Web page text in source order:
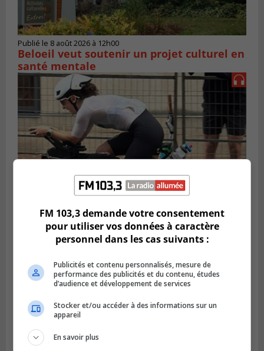
Publié le 8 août 2026 à 12h00
Beloeil veut soutenir un projet culturel en
santé mentale
SAINT-LAMBERT
Publié le 5 août 2026 à 08h23
De la fibrose kystique à l’Ironman : le
FM 103,3 demande votre consentement
pour utiliser vos données à caractère
personnel dans les cas suivants :
Publicités et contenu personnalisés, mesure de
performance des publicités et du contenu, études
d’audience et développement de services
Stocker et/ou accéder à des informations sur un
appareil
En savoir plus